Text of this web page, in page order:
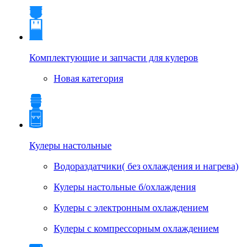
Комплектующие и запчасти для кулеров
Новая категория
Кулеры настольные
Водораздатчики( без охлаждения и нагрева)
Кулеры настольные б/охлаждения
Кулеры с электронным охлаждением
Кулеры с компрессорным охлаждением